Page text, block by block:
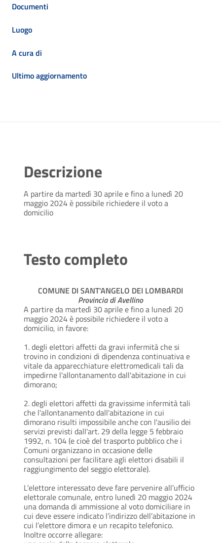
Documenti
Luogo
A cura di
Ultimo aggiornamento
Descrizione
A partire da martedì 30 aprile e fino a lunedì 20
maggio 2024 è possibile richiedere il voto a
domicilio
Testo completo
COMUNE DI SANT'ANGELO DEI LOMBARDI
Provincia di Avellino
A partire da martedì 30 aprile e fino a lunedì 20
maggio 2024 è possibile richiedere il voto a
domicilio, in favore:
1. degli elettori affetti da gravi infermità che si
trovino in condizioni di dipendenza continuativa e
vitale da apparecchiature elettromedicali tali da
impedirne l'allontanamento dall'abitazione in cui
dimorano;
2. degli elettori affetti da gravissime infermità tali
che l'allontanamento dall'abitazione in cui
dimorano risulti impossibile anche con l'ausilio dei
servizi previsti dall'art. 29 della legge 5 febbraio
1992, n. 104 (e cioè del trasporto pubblico che i
Comuni organizzano in occasione delle
consultazioni per facilitare agli elettori disabili il
raggiungimento del seggio elettorale).
L'elettore interessato deve fare pervenire all’ufficio
elettorale comunale, entro lunedì 20 maggio 2024
una domanda di ammissione al voto domiciliare in
cui deve essere indicato l’indirizzo dell’abitazione in
cui l’elettore dimora e un recapito telefonico.
Inoltre occorre allegare: